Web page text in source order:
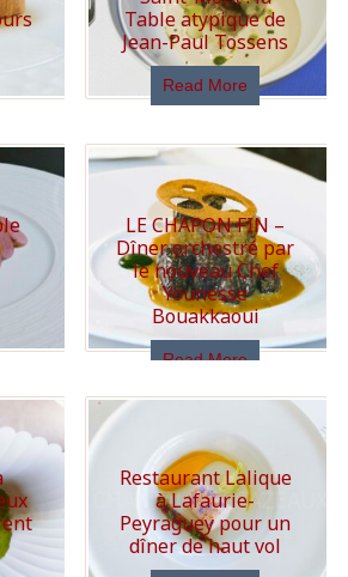
Table atypique de
Jean-Paul Tossens
Read More
LE CHAPON FIN –
Dîner orchestré par
le nouveau Chef
Younesse
Bouakkaoui
Read More
Restaurant Lalique
à Lafaurie-
Peyraguey pour un
dîner de haut vol